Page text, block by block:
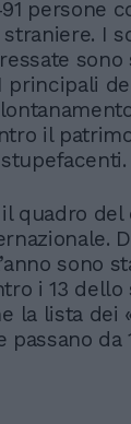
persone
I
sono
principali
il
quadro
sono
i 13 dello
la lista dei
da